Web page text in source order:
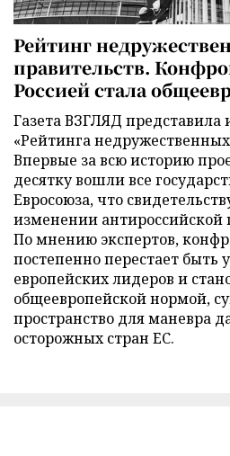
Рейтинг
правительств.
Россией стала
Газета ВЗГЛЯД
«Рейтинга
Впервые за всю историю
десятку вошли все
Евросоюза, что
изменении антироссийской
По мнению экспертов,
постепенно перестает быть
европейских лидеров и
общеевропейской нормой,
пространство для маневра
осторожных стран ЕС.